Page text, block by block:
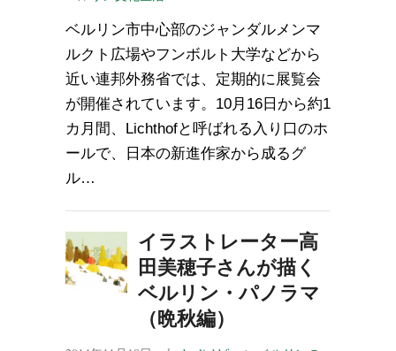
ベルリン市中心部のジャンダルメンマ
ルクト広場やフンボルト大学などから
近い連邦外務省では、定期的に展覧会
が開催されています。10月16日から約1
カ月間、Lichthofと呼ばれる入り口のホ
ールで、日本の新進作家から成るグ
ル…
イラストレーター高
田美穂子さんが描く
ベルリン・パノラマ
（晩秋編）